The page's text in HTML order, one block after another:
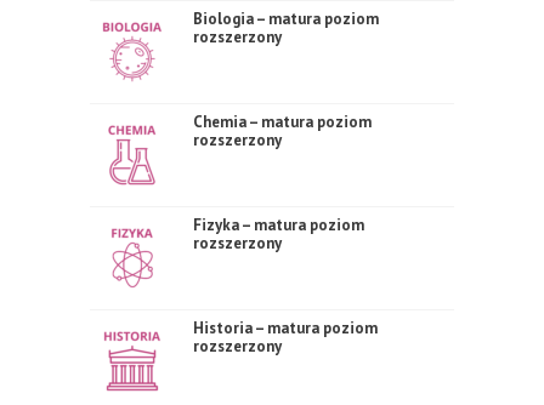
Biologia – matura poziom
rozszerzony
Chemia – matura poziom
rozszerzony
Fizyka – matura poziom
rozszerzony
Historia – matura poziom
rozszerzony